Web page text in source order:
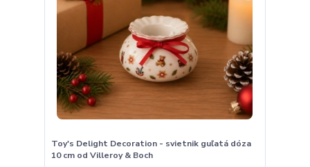
Toy's Delight Decoration - svietnik guľatá dóza
10 cm od Villeroy & Boch